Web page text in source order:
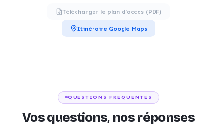
Télécharger le plan d'accès (PDF)
Itinéraire Google Maps
QUESTIONS FRÉQUENTES
Vos questions, nos réponses